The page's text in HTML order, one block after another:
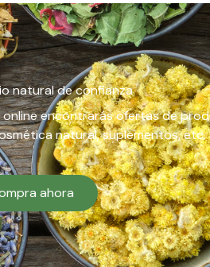
natural de confianza
encontrarás ofertas de
natural, suplementos, etc.
ahora